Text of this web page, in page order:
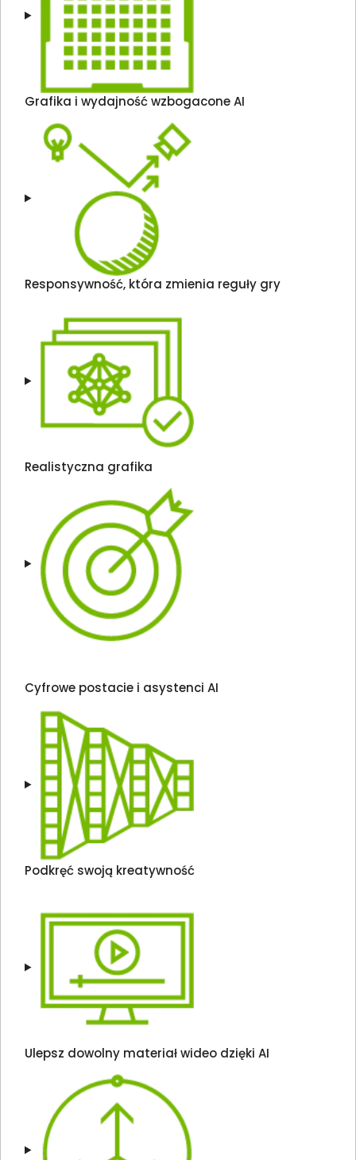
Grafika i wydajność wzbogacone AI
Responsywność, która zmienia reguły gry
Realistyczna grafika
Cyfrowe postacie i asystenci AI
Podkręć swoją kreatywność
Ulepsz dowolny materiał wideo dzięki AI